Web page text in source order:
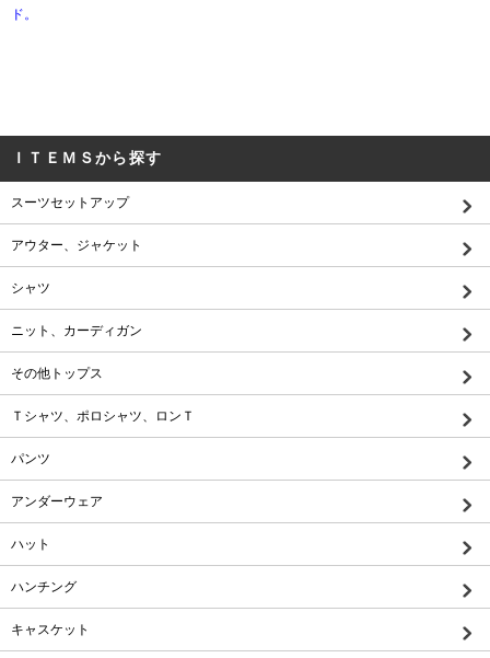
ド。
ＩＴＥＭＳから探す
スーツセットアップ
アウター、ジャケット
シャツ
ニット、カーディガン
その他トップス
Ｔシャツ、ポロシャツ、ロンＴ
パンツ
アンダーウェア
ハット
ハンチング
キャスケット